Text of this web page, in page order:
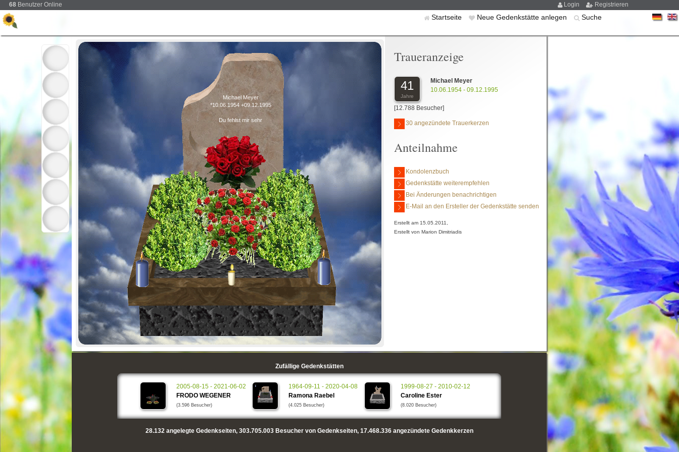
68 Benutzer Online Login Registrieren
Startseite Neue Gedenkstätte anlegen Suche
Michael Meyer
*10.06.1954 +09.12.1995
Du fehlst mir sehr
Traueranzeige
41
Jahre
Michael Meyer
10.06.1954 - 09.12.1995
[12.788 Besucher]
30 angezündete Trauerkerzen
Anteilnahme
Kondolenzbuch
Gedenkstätte weiterempfehlen
Bei Änderungen benachrichtigen
E-Mail an den Ersteller der Gedenkstätte senden
Erstellt am 15.05.2011,
Erstellt von Marion Dimitriadis
Zufällige Gedenkstätten
2005-08-15 - 2021-06-02
FRODO WEGENER
(3.596 Besucher)
1964-09-11 - 2020-04-08
Ramona Raebel
(4.025 Besucher)
1999-08-27 - 2010-02-12
Caroline Ester
(8.020 Besucher)
28.132angelegte Gedenkseiten, 303.705.003Besucher von Gedenkseiten, 17.468.336angezündete Gedenkkerzen